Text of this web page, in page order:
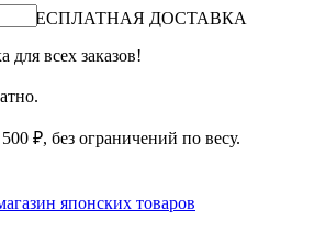
БЕСПЛАТНАЯ ДОСТАВКА
для всех заказов!
₽, без ограничений по весу.